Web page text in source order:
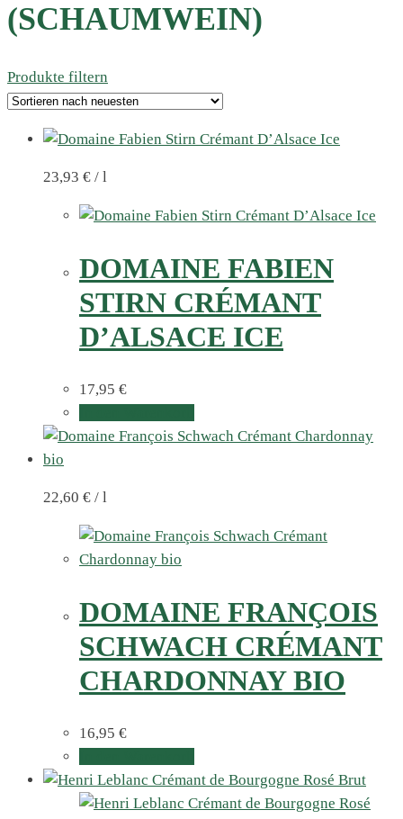
(SCHAUMWEIN)
Produkte filtern
23,93 € / l
DOMAINE FABIEN
STIRN CRÉMANT
D’ALSACE ICE
17,95 €
22,60 € / l
DOMAINE FRANÇOIS
SCHWACH CRÉMANT
CHARDONNAY BIO
16,95 €